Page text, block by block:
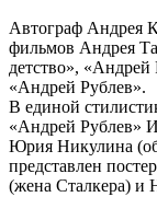
Автограф Андрея
фильмов Андрея
детство», «Андрей
«Андрей Рублев».
В единой
«Андрей Рублев»
Юрия Никулина
представлен
(жена Сталкера) и